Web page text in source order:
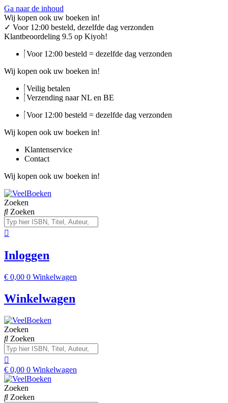
Ga naar de inhoud
Wij kopen ook uw boeken in!
✓ Voor 12:00 besteld, dezelfde dag verzonden
Klantbeoordeling 9.5 op Kiyoh!
Voor 12:00 besteld = dezelfde dag verzonden
Wij kopen ook uw boeken in!
Veilig betalen
Verzending naar NL en BE
Voor 12:00 besteld = dezelfde dag verzonden
Wij kopen ook uw boeken in!
Klantenservice
Contact
Wij kopen ook uw boeken in!
Zoeken
Zoeken
Inloggen
€ 0,00 0 Winkelwagen
Winkelwagen
Zoeken
Zoeken
€ 0,00 0 Winkelwagen
Zoeken
Zoeken